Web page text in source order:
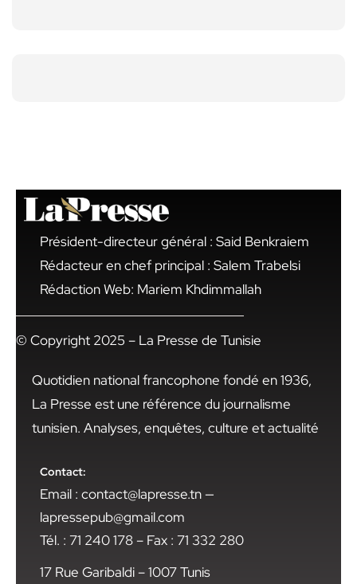
Président-directeur général : Said Benkraiem
Rédacteur en chef principal : Salem Trabelsi
Rédaction Web: Mariem Khdimmallah
© Copyright 2025 – La Presse de Tunisie
Quotidien national francophone fondé en 1936,
La Presse est une référence du journalisme
tunisien. Analyses, enquêtes, culture et actualité
Contact:
Email : contact@lapresse.tn —
lapressepub@gmail.com
Tél. : 71 240 178 – Fax : 71 332 280
17 Rue Garibaldi – 1007 Tunis